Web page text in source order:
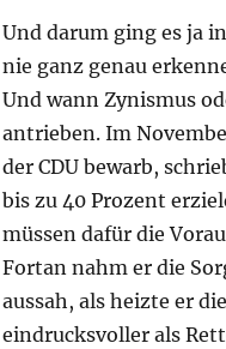
Und darum ging es ja
nie ganz genau
Und wann Zynismus
antrieben. Im
der CDU bewarb,
bis zu 40 Prozent
müssen dafür die
Fortan nahm er die
aussah, als heizte er
eindrucksvoller als